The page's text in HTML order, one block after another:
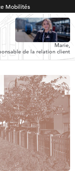
Mobilités
Marie,
de la relation client